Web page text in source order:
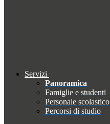
Servizi
Panoramica
Famiglie e studenti
Personale scolastico
Percorsi di studio